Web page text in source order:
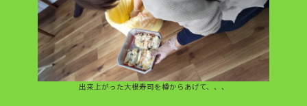
出来上がった大根寿司を樽からあげて、、、